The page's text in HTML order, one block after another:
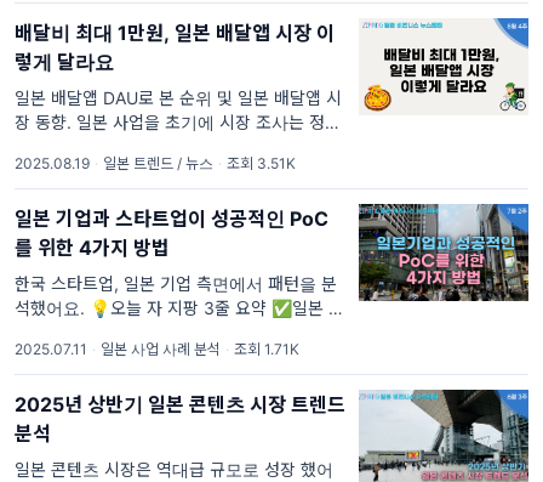
은 고민이 있었어요.
배달비 최대 1만원, 일본 배달앱 시장 이
렇게 달라요
일본 배달앱 DAU로 본 순위 및 일본 배달앱 시
장 동향. 일본 사업을 초기에 시장 조사는 정말
께 알아보고 싶었어요. 이번 편 지팡은 배달앱
사용량 순위, 그리고 배달앱 동향을 통해서 일
본 배
2025.08.19 · 일본 트렌드 / 뉴스 · 조회 3.51K
일본 기업과 스타트업이 성공적인 PoC
를 위한 4가지 방법
한국 스타트업, 일본 기업 측면에서 패턴을 분
석했어요. 💡오늘 자 지팡 3줄 요약 ✅일본 기
일본 기업에서 일어나는 일
2025.07.11 · 일본 사업 사례 분석 · 조회 1.71K
2025년 상반기 일본 콘텐츠 시장 트렌드
분석
일본 콘텐츠 시장은 역대급 규모로 성장 했어